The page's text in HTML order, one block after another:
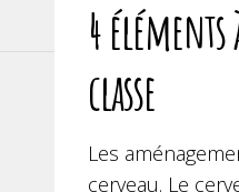
4
classe
Les
cerveau. Le